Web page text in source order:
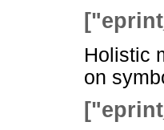
Holistic
on